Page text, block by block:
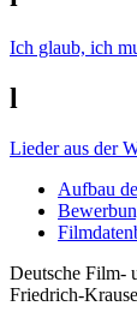
Ich glaub, ich
l
Lieder aus der
Auf­bau
Deutsche Film-
Friedrich-